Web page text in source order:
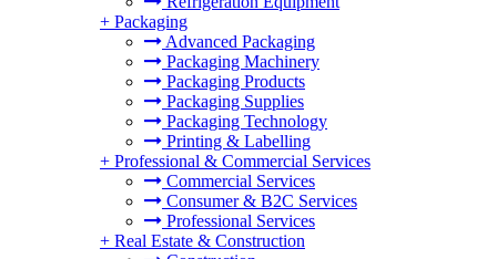
+ Packaging
Advanced Packaging
Packaging Machinery
Packaging Products
Packaging Supplies
Packaging Technology
Printing & Labelling
+ Professional & Commercial Services
Commercial Services
Consumer & B2C Services
Professional Services
+ Real Estate & Construction